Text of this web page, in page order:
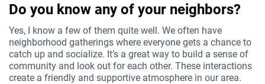
Do you know any of your neighbors?
Yes, I know a few of them quite well. We often have
neighborhood gatherings where everyone gets a chance to
catch up and socialize. It’s a great way to build a sense of
community and look out for each other. These interactions
create a friendly and supportive atmosphere in our area.